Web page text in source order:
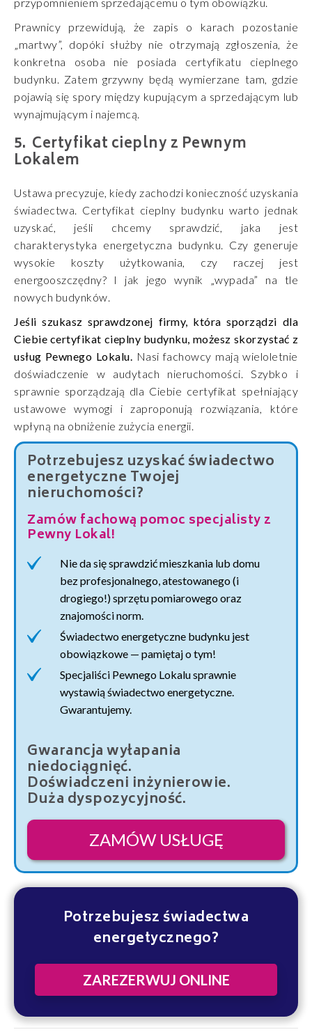
Prawnicy przewidują, że zapis o karach pozostanie
„martwy”, dopóki służby nie otrzymają zgłoszenia, że
konkretna osoba nie posiada certyfikatu cieplnego
budynku. Zatem grzywny będą wymierzane tam, gdzie
pojawią się spory między kupującym a sprzedającym lub
wynajmującym i najemcą.
Certyfikat cieplny z Pewnym
Lokalem
Ustawa precyzuje, kiedy zachodzi konieczność uzyskania
świadectwa. Certyfikat cieplny budynku warto jednak
uzyskać, jeśli chcemy sprawdzić, jaka jest
charakterystyka energetyczna budynku. Czy generuje
wysokie koszty użytkowania, czy raczej jest
energooszczędny? I jak jego wynik „wypada” na tle
nowych budynków.
Jeśli szukasz sprawdzonej firmy, która sporządzi dla
Ciebie certyfikat cieplny budynku, możesz skorzystać z
usług Pewnego Lokalu.
Nasi fachowcy mają wieloletnie
doświadczenie w audytach nieruchomości. Szybko i
sprawnie sporządzają dla Ciebie certyfikat spełniający
ustawowe wymogi i zaproponują rozwiązania, które
wpłyną na obniżenie zużycia energii.
Potrzebujesz uzyskać świadectwo
energetyczne Twojej
nieruchomości?
Zamów fachową pomoc specjalisty z
Pewny Lokal!
Nie da się sprawdzić mieszkania lub domu
bez profesjonalnego, atestowanego (i
drogiego!) sprzętu pomiarowego oraz
znajomości norm.
Świadectwo energetyczne budynku jest
obowiązkowe — pamiętaj o tym!
Specjaliści Pewnego Lokalu sprawnie
wystawią świadectwo energetyczne.
Gwarantujemy.
Gwarancja wyłapania
niedociągnięć.
Doświadczeni inżynierowie.
Duża dyspozycyjność.
ZAMÓW USŁUGĘ
Potrzebujesz świadectwa
energetycznego?
ZAREZERWUJ ONLINE